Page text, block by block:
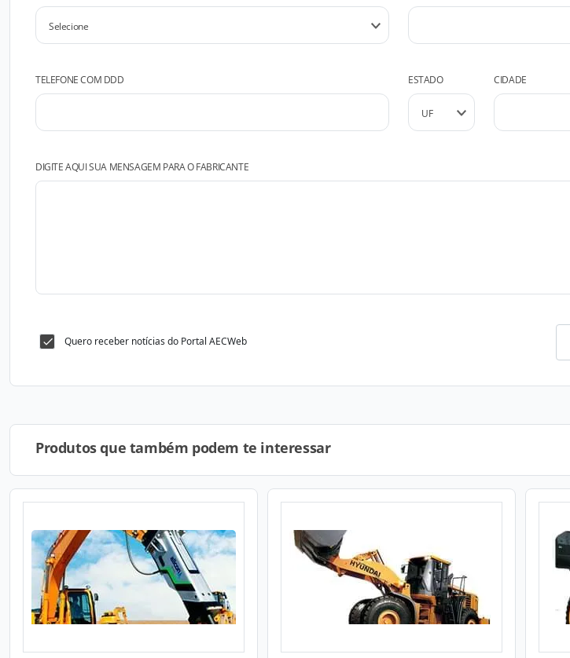
TELEFONE COM DDD ESTADO CIDADE
DIGITE AQUI SUA MENSAGEM PARA O FABRICANTE
Quero receber notícias do Portal AECWeb
Produtos que também podem te interessar